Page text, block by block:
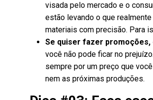
visada pelo mercado e o
estão levando o que
materiais com precisão. Para
Se quiser fazer
você não pode ficar no
sempre por um preço que
nem as próximas produções.